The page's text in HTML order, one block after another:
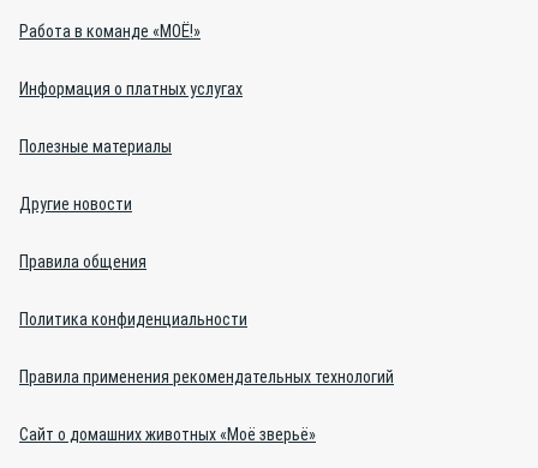
Работа в команде «МОЁ!»
Информация о платных услугах
Полезные материалы
Другие новости
Правила общения
Политика конфиденциальности
Правила применения рекомендательных технологий
Сайт о домашних животных «Моё зверьё»